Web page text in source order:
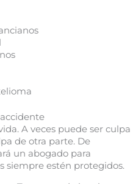
A veces puede ser culpa
de otra parte. De
un abogado para
siempre estén protegidos.